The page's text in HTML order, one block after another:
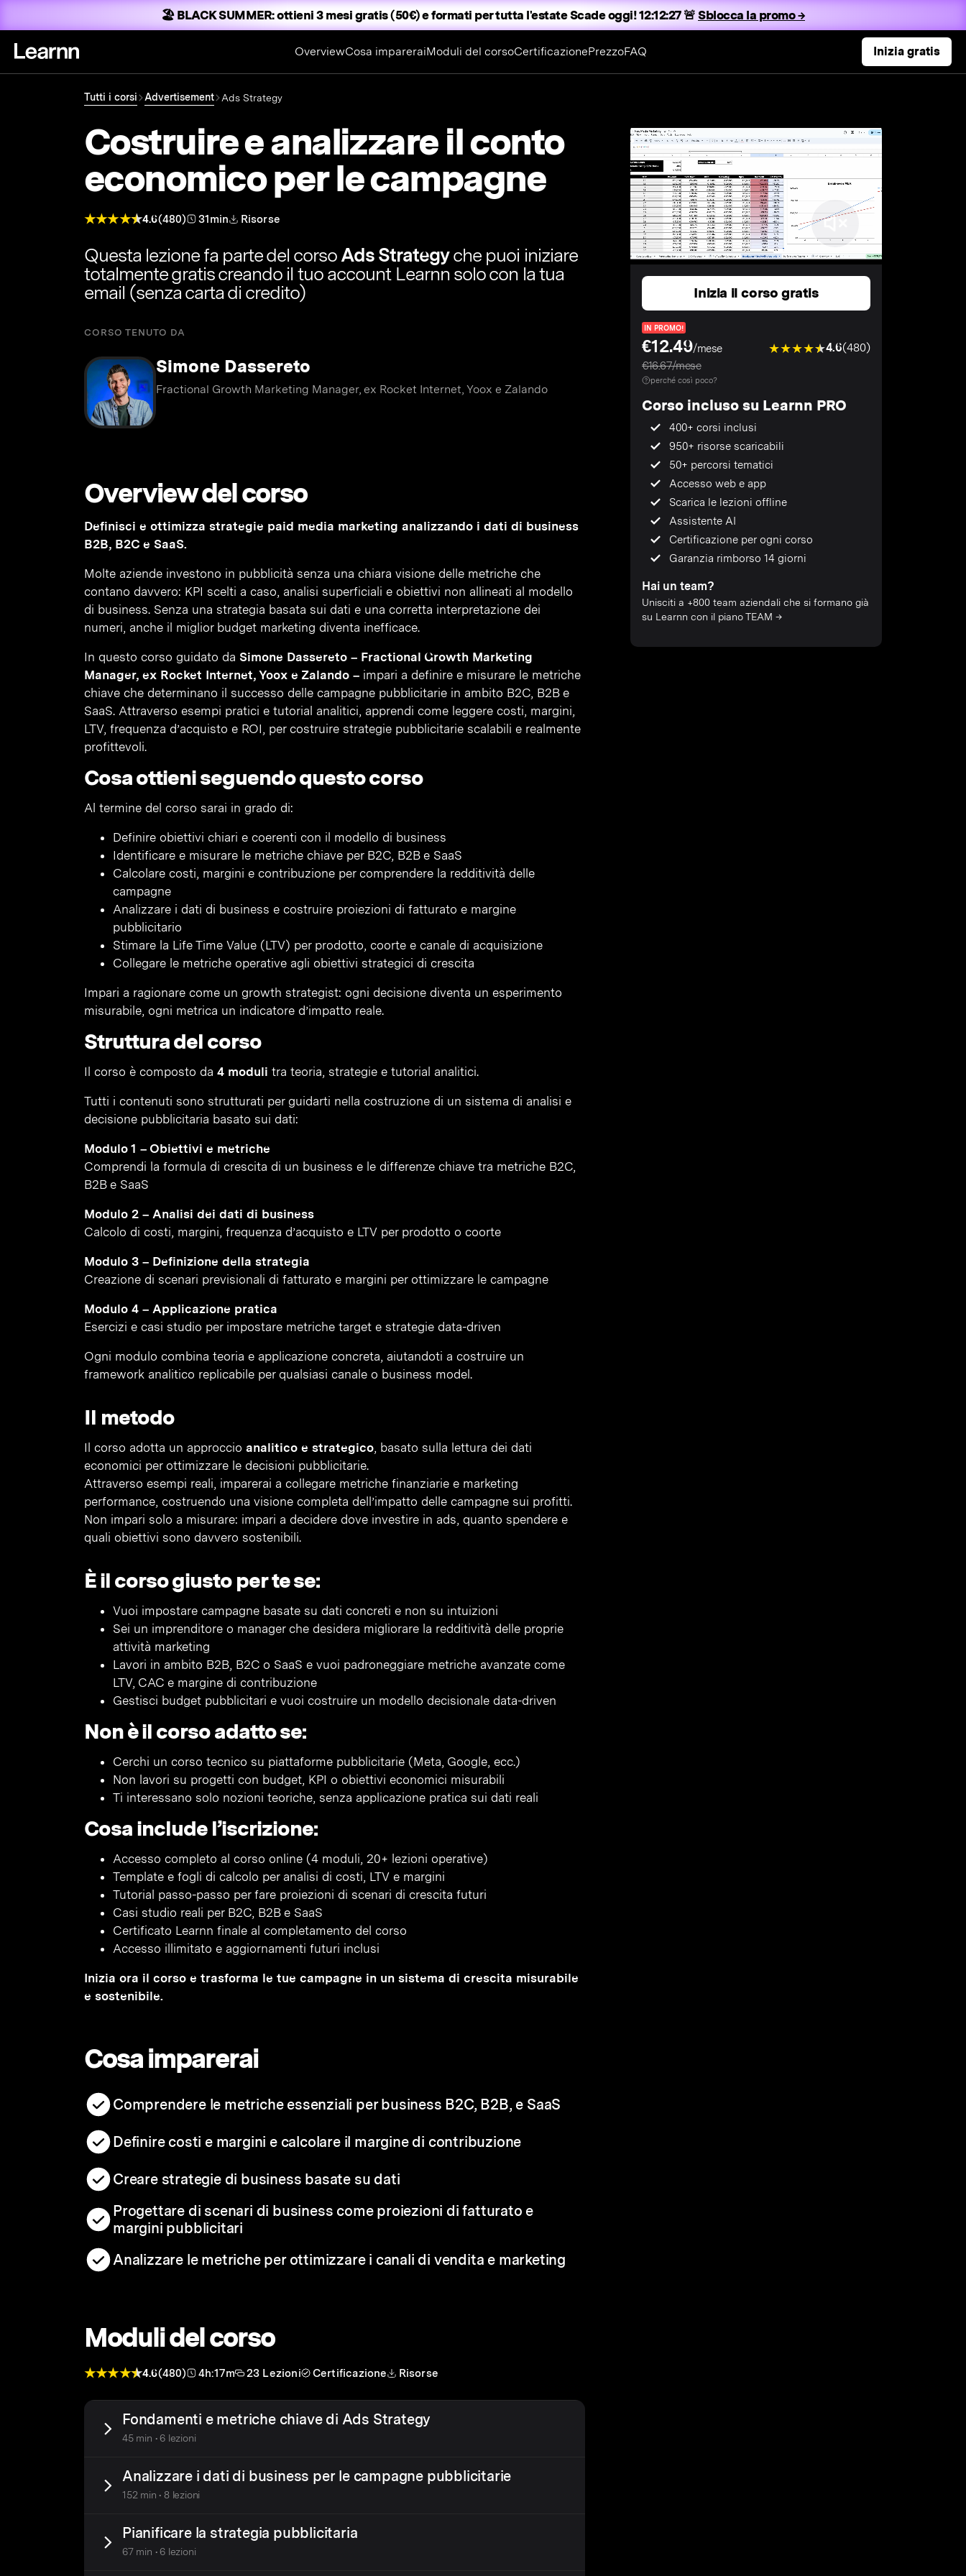
🏖️ BLACK SUMMER:ottieni 3 mesi gratis (50€) e formati per tutta l'estateScade oggi! 12:12:26 🚨 Sblocca la promo →
OverviewCosa impareraiModuli del corsoCertificazionePrezzoFAQ Inizia gratis
Tutti i corsi Advertisement Ads Strategy
Costruire e analizzare il conto
economico per le campagne
4.6(480) 31min Risorse
Questa lezione fa parte del corsoAds Strategyche puoi iniziare
totalmente gratis creando il tuo account Learnn solo con la tua
email (senza carta di credito)
CORSO TENUTO DA
Simone Dassereto
Fractional Growth Marketing Manager, ex Rocket Internet, Yoox e Zalando
Overview del corso
Definisci e ottimizza strategie paid media marketing analizzando i dati di business
B2B, B2C e SaaS.
Molte aziende investono in pubblicità senza una chiara visione delle metriche che
contano davvero: KPI scelti a caso, analisi superficiali e obiettivi non allineati al modello
di business. Senza una strategia basata sui dati e una corretta interpretazione dei
numeri, anche il miglior budget marketing diventa inefficace.
In questo corso guidato da Simone Dassereto – Fractional Growth Marketing
Manager, ex Rocket Internet, Yoox e Zalando – impari a definire e misurare le metriche
chiave che determinano il successo delle campagne pubblicitarie in ambito B2C, B2B e
SaaS. Attraverso esempi pratici e tutorial analitici, apprendi come leggere costi, margini,
LTV, frequenza d’acquisto e ROI, per costruire strategie pubblicitarie scalabili e realmente
profittevoli.
Cosa ottieni seguendo questo corso
Al termine del corso sarai in grado di:
Definire obiettivi chiari e coerenti con il modello di business
Identificare e misurare le metriche chiave per B2C, B2B e SaaS
Calcolare costi, margini e contribuzione per comprendere la redditività delle
campagne
Analizzare i dati di business e costruire proiezioni di fatturato e margine
pubblicitario
Stimare la Life Time Value (LTV) per prodotto, coorte e canale di acquisizione
Collegare le metriche operative agli obiettivi strategici di crescita
Impari a ragionare come un growth strategist: ogni decisione diventa un esperimento
misurabile, ogni metrica un indicatore d’impatto reale.
Struttura del corso
Il corso è composto da 4 moduli tra teoria, strategie e tutorial analitici.
Tutti i contenuti sono strutturati per guidarti nella costruzione di un sistema di analisi e
decisione pubblicitaria basato sui dati:
Modulo 1 – Obiettivi e metriche
Comprendi la formula di crescita di un business e le differenze chiave tra metriche B2C,
B2B e SaaS
Modulo 2 – Analisi dei dati di business
Calcolo di costi, margini, frequenza d’acquisto e LTV per prodotto o coorte
Modulo 3 – Definizione della strategia
Creazione di scenari previsionali di fatturato e margini per ottimizzare le campagne
Modulo 4 – Applicazione pratica
Esercizi e casi studio per impostare metriche target e strategie data-driven
Ogni modulo combina teoria e applicazione concreta, aiutandoti a costruire un
framework analitico replicabile per qualsiasi canale o business model.
Il metodo
Il corso adotta un approccio analitico e strategico, basato sulla lettura dei dati
economici per ottimizzare le decisioni pubblicitarie.
Attraverso esempi reali, imparerai a collegare metriche finanziarie e marketing
performance, costruendo una visione completa dell’impatto delle campagne sui profitti.
Non impari solo a misurare: impari a decidere dove investire in ads, quanto spendere e
quali obiettivi sono davvero sostenibili.
È il corso giusto per te se:
Vuoi impostare campagne basate su dati concreti e non su intuizioni
Sei un imprenditore o manager che desidera migliorare la redditività delle proprie
attività marketing
Lavori in ambito B2B, B2C o SaaS e vuoi padroneggiare metriche avanzate come
LTV, CAC e margine di contribuzione
Gestisci budget pubblicitari e vuoi costruire un modello decisionale data-driven
Non è il corso adatto se:
Cerchi un corso tecnico su piattaforme pubblicitarie (Meta, Google, ecc.)
Non lavori su progetti con budget, KPI o obiettivi economici misurabili
Ti interessano solo nozioni teoriche, senza applicazione pratica sui dati reali
Cosa include l’iscrizione:
Accesso completo al corso online (4 moduli, 20+ lezioni operative)
Template e fogli di calcolo per analisi di costi, LTV e margini
Tutorial passo-passo per fare proiezioni di scenari di crescita futuri
Casi studio reali per B2C, B2B e SaaS
Certificato Learnn finale al completamento del corso
Accesso illimitato e aggiornamenti futuri inclusi
Inizia ora il corso e trasforma le tue campagne in un sistema di crescita misurabile
e sostenibile.
Cosa imparerai
Comprendere le metriche essenziali per business B2C, B2B, e SaaS
Definire costi e margini e calcolare il margine di contribuzione
Creare strategie di business basate su dati
Progettare di scenari di business come proiezioni di fatturato e
margini pubblicitari
Analizzare le metriche per ottimizzare i canali di vendita e marketing
Moduli del corso
4.6(480) 4h:17m 23 Lezioni Certificazione Risorse
Fondamenti e metriche chiave di Ads Strategy
45 min • 6 lezioni
Analizzare i dati di business per le campagne pubblicitarie
152 min • 8 lezioni
Pianificare la strategia pubblicitaria
67 min • 6 lezioni
Inizia il corso gratis
IN PROMO!
€12.49/mese
€16.67/mese
4.6(480)
perché così poco?
Corso incluso su Learnn PRO
400+ corsi inclusi
950+ risorse scaricabili
50+ percorsi tematici
Accesso web e app
Scarica le lezioni offline
Assistente AI
Certificazione per ogni corso
Garanzia rimborso 14 giorni
Hai un team?
Unisciti a +800 team aziendali che si formano già
su Learnn con il piano TEAM →